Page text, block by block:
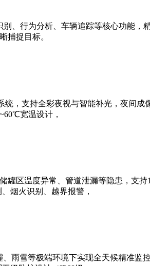
、行为分析、车辆追踪等核心功能，
捕捉目标。
，支持全彩夜视与智能补光，夜间成
宽温设计，
区温度异常、管道泄漏等隐患，支持
烟火识别、越界报警，
雨雪等极端环境下实现全天候精准监